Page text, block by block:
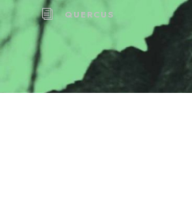
QUERCUS